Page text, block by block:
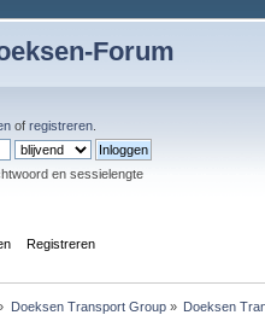
Forum
of registreren
en sessielengte
Registreren
Doeksen Transport Group» Doeksen